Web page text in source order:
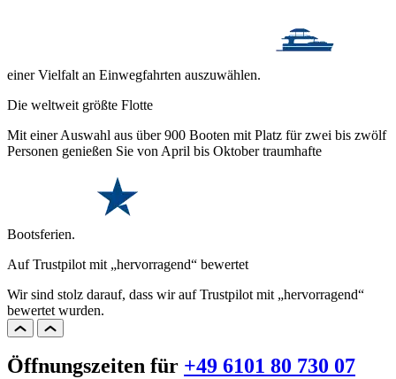
einer Vielfalt an Einwegfahrten auszuwählen.
Die weltweit größte Flotte
Mit einer Auswahl aus über 900 Booten mit Platz für zwei bis zwölf
Personen genießen Sie von April bis Oktober traumhafte
Bootsferien.
Auf Trustpilot mit „hervorragend“ bewertet
Wir sind stolz darauf, dass wir auf Trustpilot mit „hervorragend“
bewertet wurden.
Öffnungszeiten für +49 6101 80 730 07